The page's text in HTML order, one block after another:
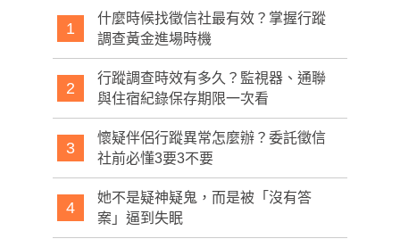
1
什麼時候找徵信社最有效？掌握行蹤
調查黃金進場時機
2
行蹤調查時效有多久？監視器、通聯
與住宿紀錄保存期限一次看
3
懷疑伴侶行蹤異常怎麼辦？委託徵信
社前必懂3要3不要
4
她不是疑神疑鬼，而是被「沒有答
案」逼到失眠